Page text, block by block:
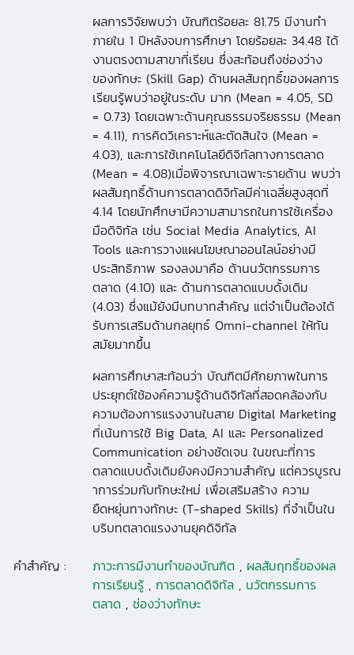
ผลการวิจัยพบว่า บัณฑิตร้อยละ 81.75 มีงานทำ
ภายใน 1 ปีหลังจบการศึกษา โดยร้อยละ 34.48 ได้
งานตรงตามสาขาที่เรียน ซึ่งสะท้อนถึงช่องว่าง
ของทักษะ (Skill Gap) ด้านผลสัมฤทธิ์ของผลการ
เรียนรู้พบว่าอยู่ในระดับ มาก (Mean = 4.05, SD
= 0.73) โดยเฉพาะด้านคุณธรรมจริยธรรม (Mean
= 4.11), การคิดวิเคราะห์และตัดสินใจ (Mean =
4.03), และการใช้เทคโนโลยีดิจิทัลทางการตลาด
(Mean = 4.08)เมื่อพิจารณาเฉพาะรายด้าน พบว่า
ผลสัมฤทธิ์ด้านการตลาดดิจิทัลมีค่าเฉลี่ยสูงสุดที่
4.14 โดยนักศึกษามีความสามารถในการใช้เครื่อง
มือดิจิทัล เช่น Social Media Analytics, AI
Tools และการวางแผนโฆษณาออนไลน์อย่างมี
ประสิทธิภาพ รองลงมาคือ ด้านนวัตกรรมการ
ตลาด (4.10) และ ด้านการตลาดแบบดั้งเดิม
(4.03) ซึ่งแม้ยังมีบทบาทสำคัญ แต่จำเป็นต้องได้
รับการเสริมด้านกลยุทธ์ Omni-channel ให้ทัน
สมัยมากขึ้น
ผลการศึกษาสะท้อนว่า บัณฑิตมีศักยภาพในการ
ประยุกต์ใช้องค์ความรู้ด้านดิจิทัลที่สอดคล้องกับ
ความต้องการแรงงานในสาย Digital Marketing
ที่เน้นการใช้ Big Data, AI และ Personalized
Communication อย่างชัดเจน ในขณะที่การ
ตลาดแบบดั้งเดิมยังคงมีความสำคัญ แต่ควรบูรณ
าการร่วมกับทักษะใหม่ เพื่อเสริมสร้าง ความ
ยืดหยุ่นทางทักษะ (T-shaped Skills) ที่จำเป็นใน
บริบทตลาดแรงงานยุคดิจิทัล
คำสำคัญ :
ภาวะการมีงานทำของบัณฑิต , ผลสัมฤทธิ์ของผล
การเรียนรู้, การตลาดดิจิทัล, นวัตกรรมการ
ตลาด , ช่องว่างทักษะ